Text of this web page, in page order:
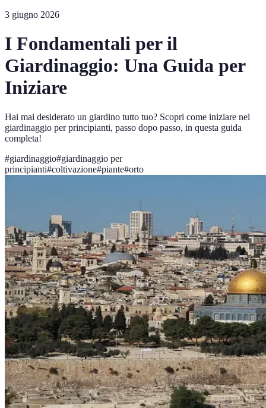
3 giugno 2026
I Fondamentali per il
Giardinaggio: Una Guida per
Iniziare
Hai mai desiderato un giardino tutto tuo? Scopri come iniziare nel
giardinaggio per principianti, passo dopo passo, in questa guida
completa!
#giardinaggio#giardinaggio per
principianti#coltivazione#piante#orto